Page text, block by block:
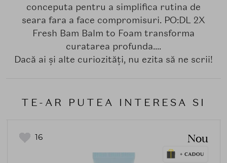
conceputa pentru a simplifica rutina de
seara fara a face compromisuri. PO:DL 2X
Fresh Bam Balm to Foam transforma
curatarea profunda....
Dacă ai și alte curiozități, nu ezita să ne scrii!
TE-AR PUTEA INTERESA SI
16 Nou